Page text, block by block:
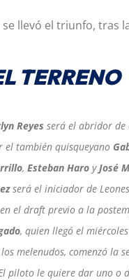
se llevó el triunfo, tras
TERRENO
Reyes será el abridor de
el también quisqueyano
, Esteban Haro yJosé
será el iniciador de
el draft previo a la
, quien llegó el
melenudos, comenzó la
piloto le quiere dar uno o